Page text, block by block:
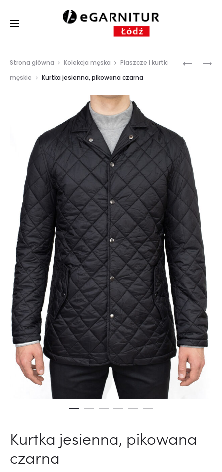
KURTKA
Strona główna Kolekcja męska
Płaszcze i kurtki
męskie
Kurtka jesienna, pikowana czarna
Kurtka jesienna, pikowana
czarna